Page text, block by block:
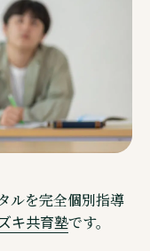
ルを完全個別指導
キ共育塾です。